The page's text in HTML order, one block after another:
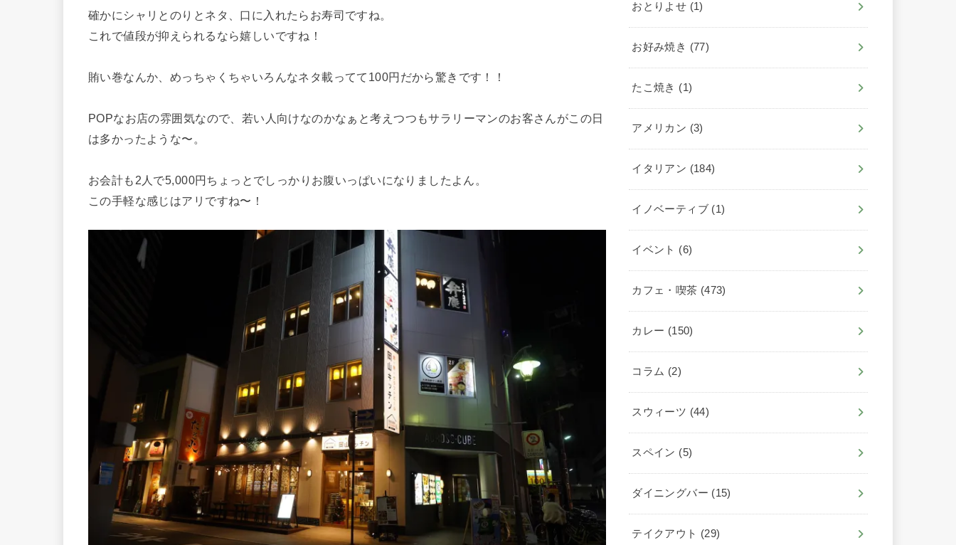
確かにシャリとのりとネタ、口に入れたらお寿司ですね。
これで値段が抑えられるなら嬉しいですね！
賄い巻なんか、めっちゃくちゃいろんなネタ載ってて100円だから驚きです！！
POPなお店の雰囲気なので、若い人向けなのかなぁと考えつつもサラリーマンのお客さんがこの日
は多かったような〜。
お会計も2人で5,000円ちょっとでしっかりお腹いっぱいになりましたよん。
この手軽な感じはアリですね〜！
おとりよせ (1)
お好み焼き (77)
たこ焼き (1)
アメリカン (3)
イタリアン (184)
イノベーティブ (1)
イベント (6)
カフェ・喫茶 (473)
カレー (150)
コラム (2)
スウィーツ (44)
スペイン (5)
ダイニングバー (15)
テイクアウト (29)